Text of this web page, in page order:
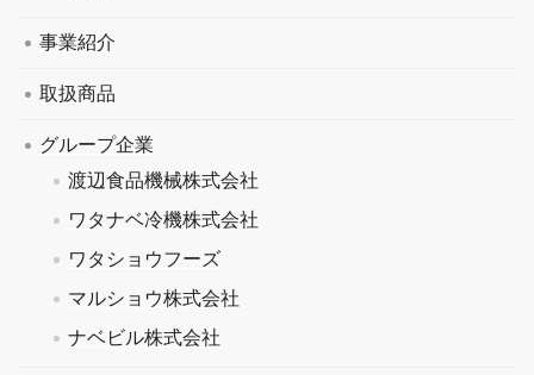
事業紹介
取扱商品
グループ企業
渡辺食品機械株式会社
ワタナベ冷機株式会社
ワタショウフーズ
マルショウ株式会社
ナベビル株式会社